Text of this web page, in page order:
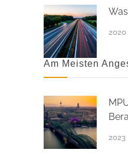
2020
Am Meisten
2023